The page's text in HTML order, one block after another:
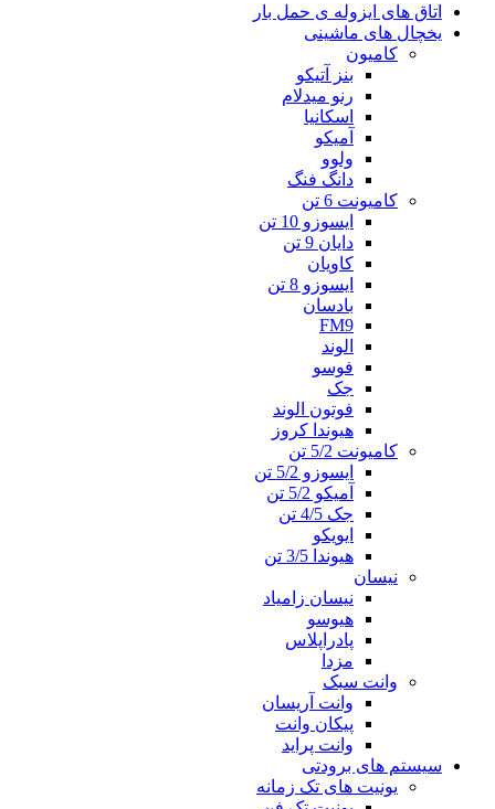
اتاق های ایزوله ی حمل بار
یخچال های ماشینی
کامیون
بنز آتیکو
رنو میدلام
اسکانیا
آمیکو
ولوو
دانگ فنگ
کامیونت 6 تن
ایسوزو 10 تن
دایان 9 تن
کاویان
ایسوزو 8 تن
بادسان
FM9
الوند
فوسو
جک
فوتون الوند
هیوندا کروز
کامیونت 5/2 تن
ایسوزو 5/2 تن
آمیکو 5/2 تن
جک 4/5 تن
ایویکو
هیوندا 3/5 تن
نیسان
نیسان زامیاد
هیوسو
پادراپلاس
مزدا
وانت سبک
وانت آریسان
پیکان وانت
وانت پراید
سیستم های برودتی
یونیت های تک زمانه